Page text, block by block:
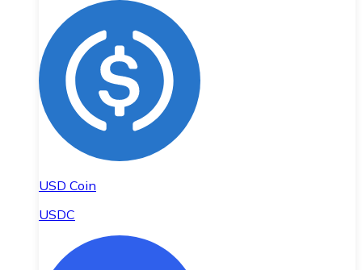
USD Coin
USDC